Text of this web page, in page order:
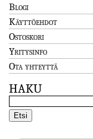
Blogi
Käyttöehdot
Ostoskori
Yritysinfo
Ota yhteyttä
HAKU